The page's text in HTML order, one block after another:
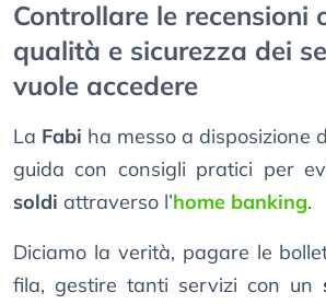
Controllare le recensioni
qualità e sicurezza dei
vuole accedere
La Fabi ha messo a disposizione
guida con consigli pratici per
soldi attraverso l’home banking.
Diciamo la verità, pagare le
fila, gestire tanti servizi con un